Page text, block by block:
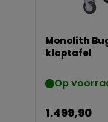
Monolith
klaptafel
Op
1.499,90